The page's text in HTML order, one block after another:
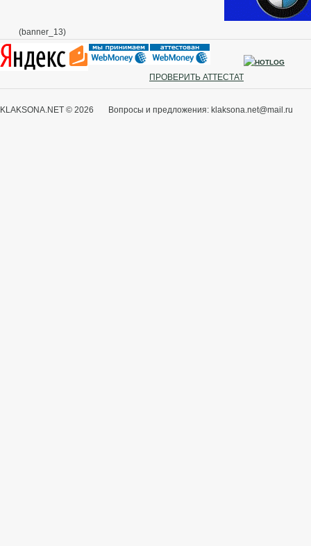
(banner_13)
ПРОВЕРИТЬ АТТЕСТАТ
KLAKSONA.NET © 2026 Вопросы и предложения: klaksona.net@mail.ru